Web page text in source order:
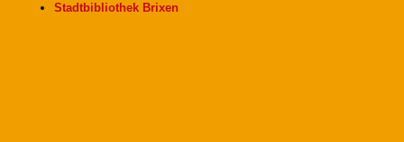
Stadtbibliothek Brixen